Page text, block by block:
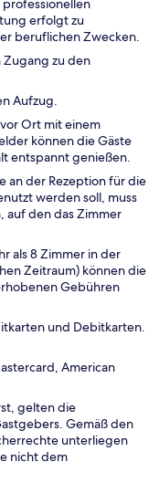
erfolgt zu
beruflichen Zwecken.
zu den
Aufzug.
Ort mit einem
können die Gäste
entspannt genießen.
an der Rezeption für die
werden soll, muss
auf den das Zimmer
als 8 Zimmer in der
Zeitraum) können die
Gebühren
und Debitkarten.
American
gelten die
Gemäß den
unterliegen
nicht dem